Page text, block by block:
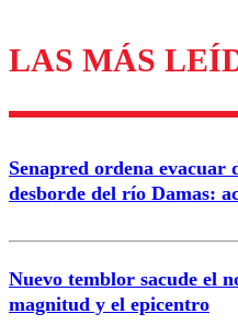
Los comentarios son
diálogo
Correo
LAS MÁS
Senapred ordena evacuar
desborde del río Damas:
Nuevo temblor sacude el
magnitud y el epicentro